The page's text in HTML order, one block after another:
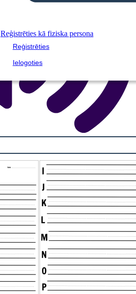
Reģistrēties kā fiziska persona
Reģistrēties
Ielogoties